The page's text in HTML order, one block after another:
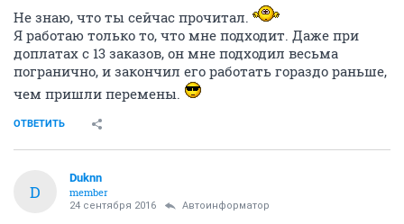
Не знаю, что ты сейчас прочитал.
Я работаю только то, что мне подходит. Даже при
доплатах с 13 заказов, он мне подходил весьма
погранично, и закончил его работать гораздо раньше,
чем пришли перемены.
ОТВЕТИТЬ
D
Duknn
member
24 сентября 2016 Автоинформатор